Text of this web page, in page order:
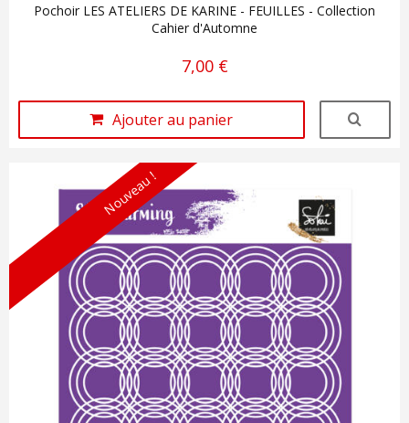
Pochoir LES ATELIERS DE KARINE - FEUILLES - Collection
Cahier d'Automne
7,00 €
Ajouter au panier
Nouveau !